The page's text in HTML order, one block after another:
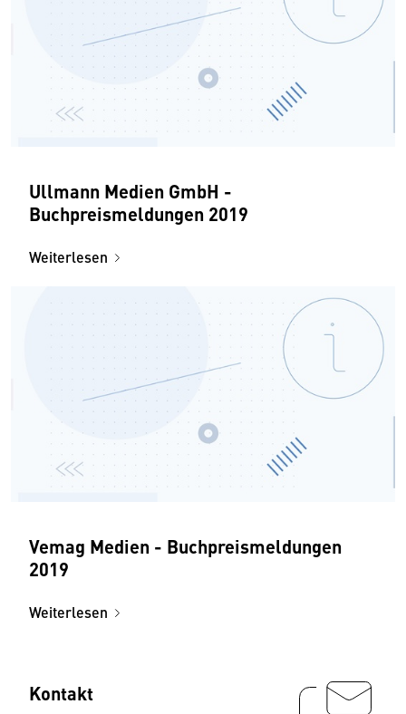
Ullmann Medien GmbH -
Buchpreismeldungen 2019
Weiterlesen
Vemag Medien - Buchpreismeldungen
2019
Weiterlesen
Kontakt